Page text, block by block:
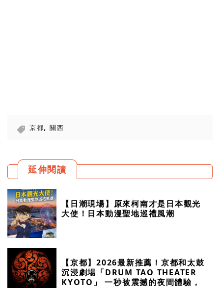
京都, 關西
延伸閱讀
【日潮現場】原來柯南才是日本觀光
大使！日本動漫聖地巡禮風潮
【京都】2026最新推薦！京都和太鼓
沉浸劇場「DRUM TAO THEATER
KYOTO」 一秒被震撼的夜間體驗，